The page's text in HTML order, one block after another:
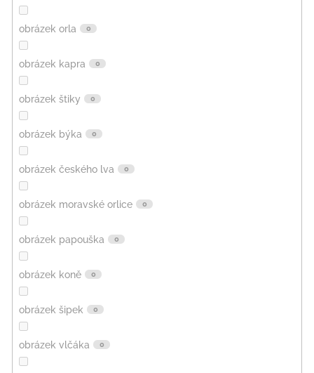
obrázek orla 0
obrázek kapra 0
obrázek štiky 0
obrázek býka 0
obrázek českého lva 0
obrázek moravské orlice 0
obrázek papouška 0
obrázek koně 0
obrázek šipek 0
obrázek vlčáka 0